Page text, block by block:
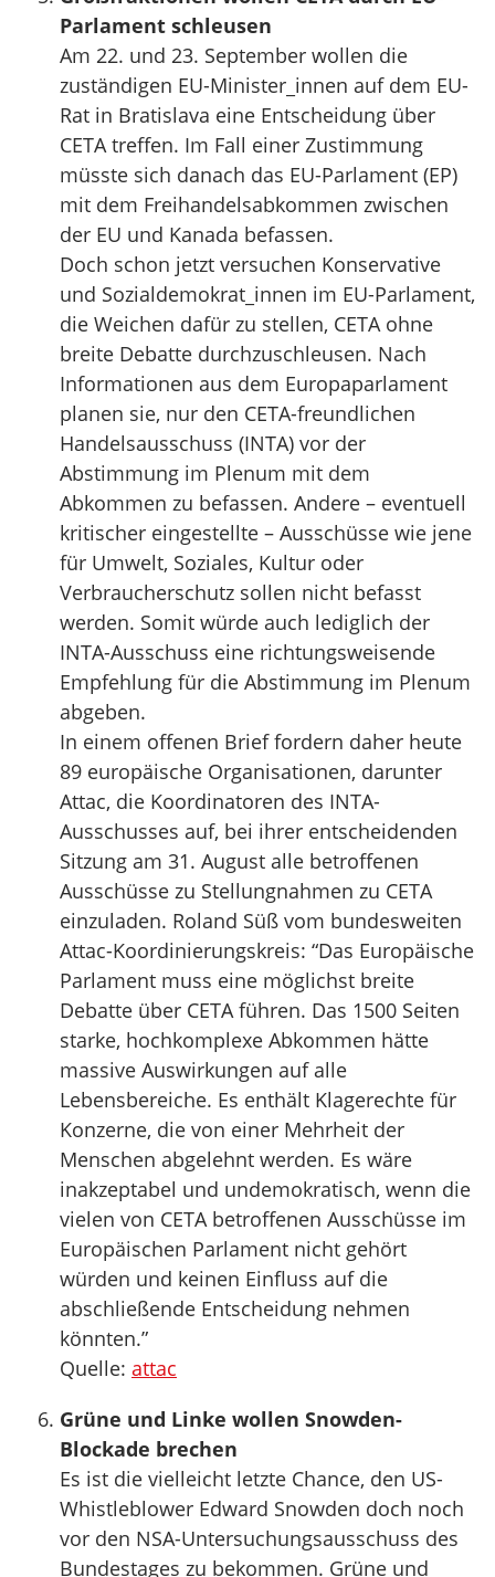
Parlament schleusen
Am 22. und 23. September wollen die
zuständigen EU-Minister_innen auf dem EU-
Rat in Bratislava eine Entscheidung über
CETA treffen. Im Fall einer Zustimmung
müsste sich danach das EU-Parlament (EP)
mit dem Freihandelsabkommen zwischen
der EU und Kanada befassen.
Doch schon jetzt versuchen Konservative
und Sozialdemokrat_innen im EU-Parlament,
die Weichen dafür zu stellen, CETA ohne
breite Debatte durchzuschleusen. Nach
Informationen aus dem Europaparlament
planen sie, nur den CETA-freundlichen
Handelsausschuss (INTA) vor der
Abstimmung im Plenum mit dem
Abkommen zu befassen. Andere – eventuell
kritischer eingestellte – Ausschüsse wie jene
für Umwelt, Soziales, Kultur oder
Verbraucherschutz sollen nicht befasst
werden. Somit würde auch lediglich der
INTA-Ausschuss eine richtungsweisende
Empfehlung für die Abstimmung im Plenum
abgeben.
In einem offenen Brief fordern daher heute
89 europäische Organisationen, darunter
Attac, die Koordinatoren des INTA-
Ausschusses auf, bei ihrer entscheidenden
Sitzung am 31. August alle betroffenen
Ausschüsse zu Stellungnahmen zu CETA
einzuladen. Roland Süß vom bundesweiten
Attac-Koordinierungskreis: “Das Europäische
Parlament muss eine möglichst breite
Debatte über CETA führen. Das 1500 Seiten
starke, hochkomplexe Abkommen hätte
massive Auswirkungen auf alle
Lebensbereiche. Es enthält Klagerechte für
Konzerne, die von einer Mehrheit der
Menschen abgelehnt werden. Es wäre
inakzeptabel und undemokratisch, wenn die
vielen von CETA betroffenen Ausschüsse im
Europäischen Parlament nicht gehört
würden und keinen Einfluss auf die
abschließende Entscheidung nehmen
könnten.”
Quelle: attac
Grüne und Linke wollen Snowden-
Blockade brechen
Es ist die vielleicht letzte Chance, den US-
Whistleblower Edward Snowden doch noch
vor den NSA-Untersuchungsausschuss des
Bundestages zu bekommen. Grüne und